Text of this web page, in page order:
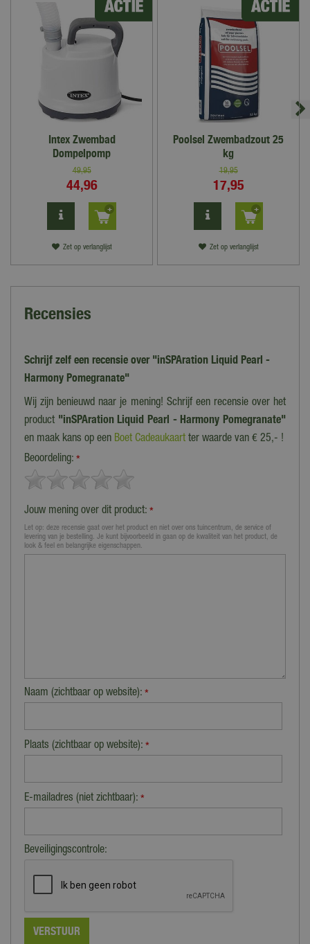
Intex Zwembad
Dompelpomp
49,95
44,96
Zet op verlanglijst
Poolsel Zwembadzout 25
kg
19,95
17,95
Zet op verlanglijst
Recensies
Schrijf zelf een recensie over "inSPAration Liquid Pearl -
Harmony Pomegranate"
Wij zijn benieuwd naar je mening! Schrijf een recensie over het
product "inSPAration Liquid Pearl - Harmony Pomegranate"
en maak kans op een Boet Cadeaukaart ter waarde van € 25,- !
Beoordeling: *
Jouw mening over dit product: *
Let op: deze recensie gaat over het product en niet over ons tuincentrum, de service of
levering van je bestelling. Je kunt bijvoorbeeld in gaan op de kwaliteit van het product, de
look & feel en belangrijke eigenschappen.
Naam (zichtbaar op website): *
Plaats (zichtbaar op website): *
E-mailadres (niet zichtbaar): *
Beveiligingscontrole: